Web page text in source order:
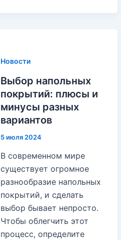
Новости
Выбор напольных
покрытий: плюсы и
минусы разных
вариантов
5 июля 2024
В современном мире
существует огромное
разнообразие напольных
покрытий, и сделать
выбор бывает непросто.
Чтобы облегчить этот
процесс, определите